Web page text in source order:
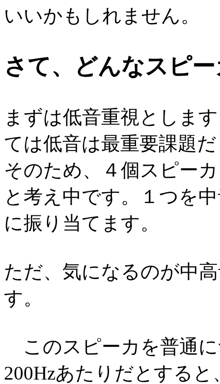
いいかもしれません。
さて、どんなスピ
まずは低音重視としま
ては低音は最重要課題
そのため、４個スピー
と考え中です。１つを
に振り当てます。
ただ、気になるのが中
す。
このスピーカを普通
200Hzあたりだとする